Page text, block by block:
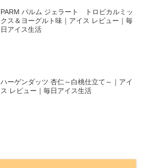
PARM パルム ジェラート トロピカルミッ
クス＆ヨーグルト味｜アイス レビュー｜毎
日アイス生活
ハーゲンダッツ 杏仁～白桃仕立て～｜アイ
ス レビュー｜毎日アイス生活